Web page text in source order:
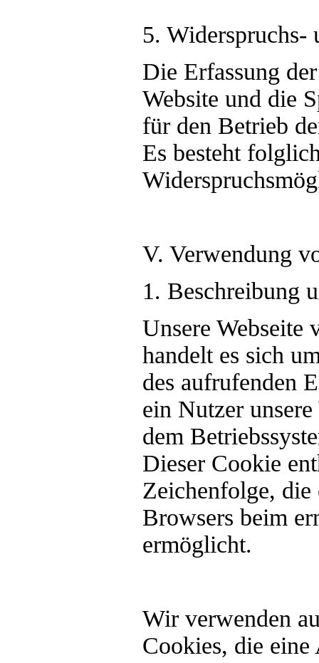
5. Widerspruchs-
Die Erfassung
Website und die
für den Betrieb
Es besteht
V. Verwendung
1. Beschreibung
Unsere Webseite
handelt es sich
des aufrufenden
ein Nutzer
dem
Dieser Cookie
Zeichenfolge,
Browsers beim
ermöglicht.
Wir verwenden
Cookies, die eine